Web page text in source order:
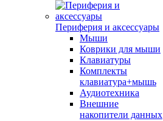
Периферия и аксессуары
Мыши
Коврики для мыши
Клавиатуры
Комплекты
клавиатура+мышь
Аудиотехника
Внешние
накопители данных